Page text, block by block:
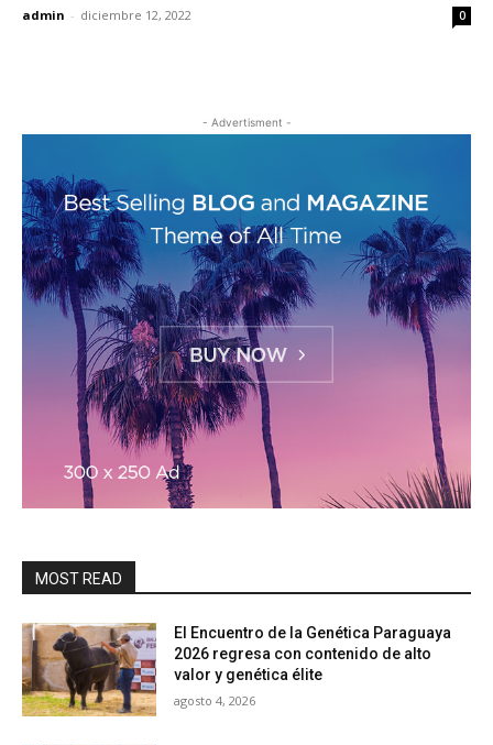
admin - diciembre 12, 2022 0
- Advertisment -
MOST READ
El Encuentro de la Genética Paraguaya
2026 regresa con contenido de alto
valor y genética élite
agosto 4, 2026